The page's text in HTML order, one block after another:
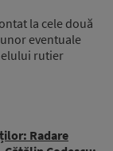
la cele două
eventuale
rutier
Radare